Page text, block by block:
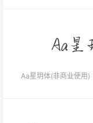
Aa星玥体(非商业使用)